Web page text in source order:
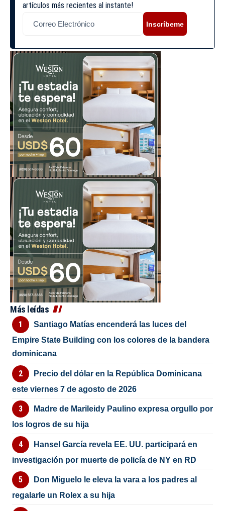
artículos más recientes al instante!
Inscríbeme
Más leídas
Santiago Matías encenderá las luces del
Empire State Building con los colores de la bandera
dominicana
Precio del dólar en la República Dominicana
este viernes 7 de agosto de 2026
Madre de Marileidy Paulino expresa orgullo por
los logros de su hija
Hansel García revela EE. UU. participará en
investigación por muerte de policía de NY en RD
Don Miguelo le eleva la vara a los padres al
regalarle un Rolex a su hija